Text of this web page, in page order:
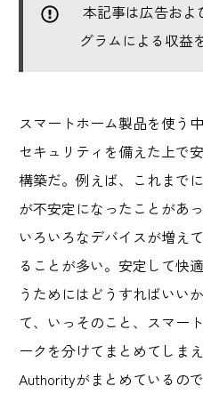
本記事は広告およ
グラムによる収益
スマートホーム製品を使う
セキュリティを備えた上で
構築だ。例えば、これまで
が不安定になったことがあ
いろいろなデバイスが増え
ることが多い。安定して快
うためにはどうすればいい
て、いっそのこと、スマー
ークを分けてまとめてしま
Authorityがまとめているの